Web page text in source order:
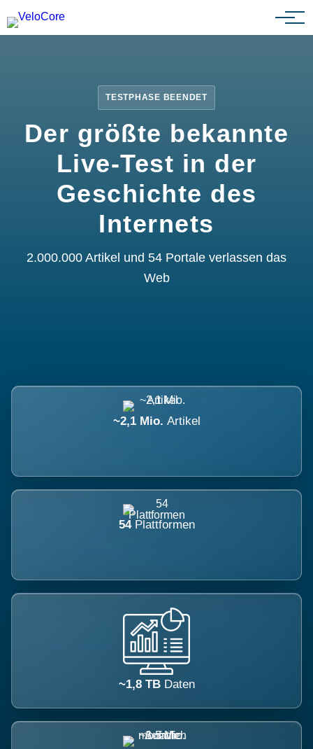
Partnerprogramm
TESTPHASE BEENDET
Der größte bekannte
Live-Test in der
Geschichte des
Internets
2.000.000 Artikel und 54 Portale verlassen das
Web
~2,1 Mio. Artikel
54 Plattformen
~1,8 TB Daten